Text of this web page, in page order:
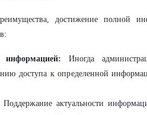
достижение полной
информацией: Иногда
доступа к определенной
Поддержание актуальности